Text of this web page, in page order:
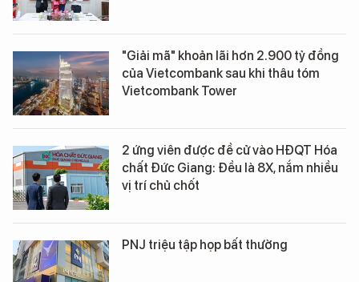
"Giải mã" khoản lãi hơn 2.900 tỷ đồng
của Vietcombank sau khi thâu tóm
Vietcombank Tower
2 ứng viên được đề cử vào HĐQT Hóa
chất Đức Giang: Đều là 8X, nắm nhiều
vị trí chủ chốt
PNJ triệu tập họp bất thường